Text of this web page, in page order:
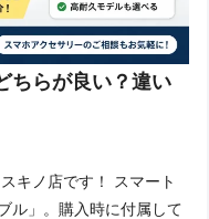
ちらが良い？違い
キノ店です！ スマート
ル」。購入時に付属して